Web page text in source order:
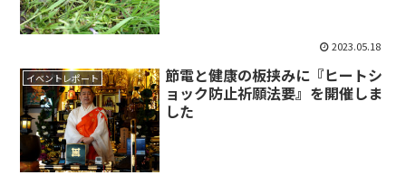
2023.05.18
イベントレポート
節電と健康の板挟みに『ヒートシ
ョック防止祈願法要』を開催しま
した